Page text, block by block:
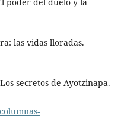
las vidas lloradas.
secretos de Ayotzinapa.